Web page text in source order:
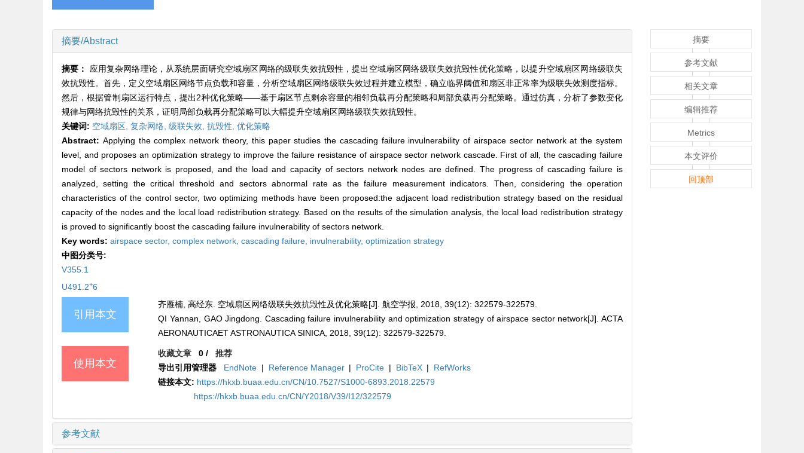
摘要/Abstract
摘要： 应用复杂网络理论，从系统层面研究空域扇区网络的级联失效抗毁性，提出空域扇区网络级联失效抗毁性优化策略，以提升空域扇区网络级联失
效抗毁性。首先，定义空域扇区网络节点负载和容量，分析空域扇区网络级联失效过程并建立模型，确立临界阈值和扇区非正常率为级联失效测度指标。
然后，根据管制扇区运行特点，提出2种优化策略——基于扇区节点剩余容量的相邻负载再分配策略和局部负载再分配策略。通过仿真，分析了参数变化
规律与网络抗毁性的关系，证明局部负载再分配策略可以大幅提升空域扇区网络级联失效抗毁性。
关键词: 空域扇区, 复杂网络, 级联失效, 抗毁性, 优化策略
Abstract: Applying the complex network theory, this paper studies the cascading failure invulnerability of airspace sector network at the system
level, and proposes an optimization strategy to improve the failure resistance of airspace sector network cascade. First of all, the cascading failure
model of sectors network is proposed, and the load and capacity of sectors network nodes are defined. The progress of cascading failure is
analyzed, setting the critical threshold and sectors abnormal rate as the failure measurement indicators. Then, considering the operation
characteristics of the control sector, two optimizing methods have been proposed:the adjacent load redistribution strategy based on the residual
capacity of the nodes and the local load redistribution strategy. Based on the results of the simulation analysis, the local load redistribution strategy
is proved to significantly boost the cascading failure invulnerability of sectors network.
Key words: airspace sector, complex network, cascading failure, invulnerability, optimization strategy
中图分类号:
V355.1
U491.2+6
引用本文
齐雁楠, 高经东. 空域扇区网络级联失效抗毁性及优化策略[J]. 航空学报, 2018, 39(12): 322579-322579.
QI Yannan, GAO Jingdong. Cascading failure invulnerability and optimization strategy of airspace sector network[J]. ACTA
AERONAUTICAET ASTRONAUTICA SINICA, 2018, 39(12): 322579-322579.
使用本文
收藏文章 0 /推荐
导出引用管理器
EndNote | Reference Manager | ProCite | BibTeX |
RefWorks
链接本文: https://hkxb.buaa.edu.cn/CN/10.7527/S1000-6893.2018.22579
https://hkxb.buaa.edu.cn/CN/Y2018/V39/I12/322579
参考文献
摘要
参考文献
相关文章
编辑推荐
Metrics
本文评价
回顶部